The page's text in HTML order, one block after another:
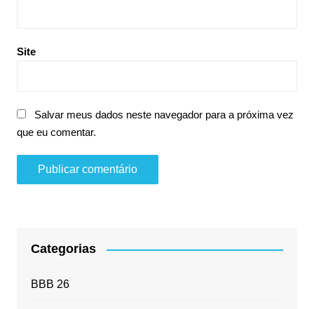
Site
Salvar meus dados neste navegador para a próxima vez
que eu comentar.
Categorias
BBB 26